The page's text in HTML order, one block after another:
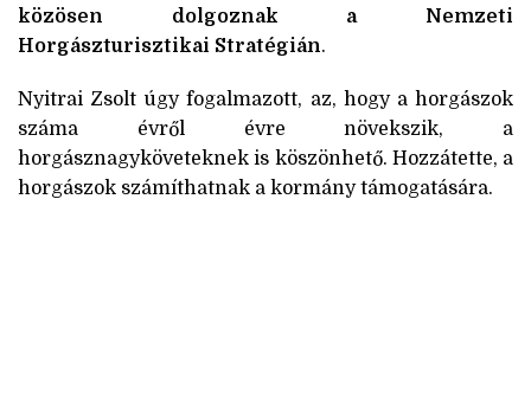
közösen dolgoznak a Nemzeti
Horgászturisztikai Stratégián.
Nyitrai Zsolt úgy fogalmazott, az, hogy a horgászok
száma évről évre növekszik, a
horgásznagyköveteknek is köszönhető. Hozzátette, a
horgászok számíthatnak a kormány támogatására.